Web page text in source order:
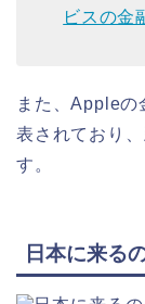
ビスの金
また、Appleの
表されており、
す。
日本に来る